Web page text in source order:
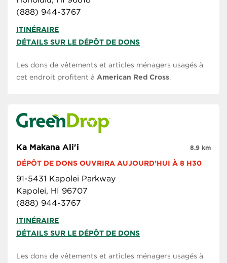
(888) 944-3767
ITINÉRAIRE
DÉTAILS SUR LE DÉPÔT DE DONS
Les dons de vêtements et articles ménagers usagés à
cet endroit profitent à American Red Cross.
Ka Makana Ali'i
DÉPÔT DE DONS OUVRIRA AUJOURD’HUI À 8 H30
91-5431 Kapolei Parkway
Kapolei, HI 96707
(888) 944-3767
8.9 km
ITINÉRAIRE
DÉTAILS SUR LE DÉPÔT DE DONS
Les dons de vêtements et articles ménagers usagés à